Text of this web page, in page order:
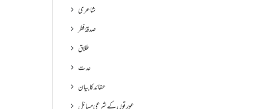
شاعری
صدقۂ فطر
طلاق
عدت
عقائد کا بیان